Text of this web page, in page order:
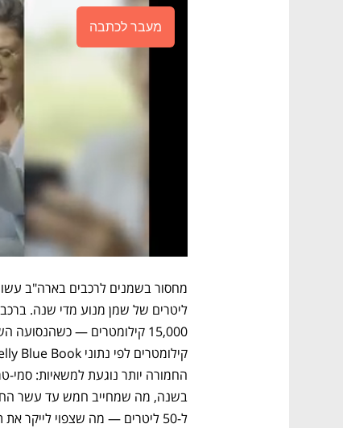
מעבר לכתבה
ל-50 ליטרים — מה שצפוי לייקר את תחזוקת המשאיות ובעקיפין גם את מחירי הסחורות.